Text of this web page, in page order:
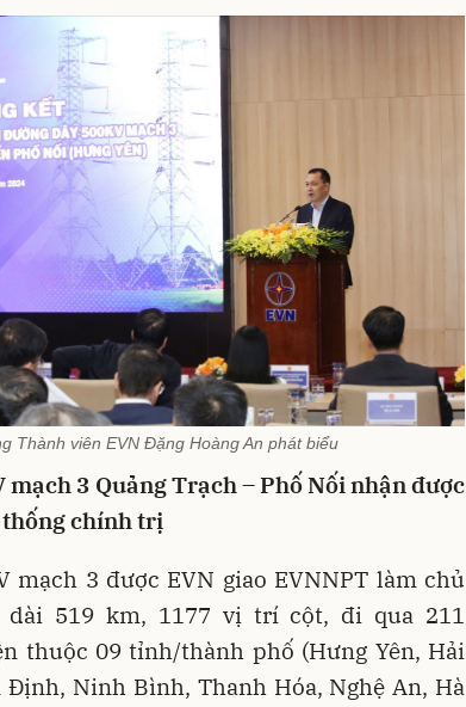
Thành viên EVN Đặng Hoàng An phát biểu
mạch 3 Quảng Trạch – Phố Nối nhận được
thống chính trị
mạch 3 được EVN giao EVNNPT làm chủ
dài 519 km, 1177 vị trí cột, đi qua 211
thuộc 09 tỉnh/thành phố (Hưng Yên, Hải
Định, Ninh Bình, Thanh Hóa, Nghệ An, Hà